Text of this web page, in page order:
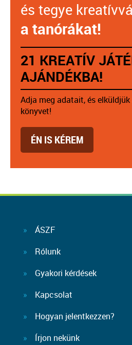
és tegye kreatívvá
a tanórákat!
21 KREATÍV
AJÁNDÉKBA!
Adja meg adatait, és elküldjük
könyvet!
ÉN IS KÉREM
ÁSZF
Rólunk
Gyakori kérdések
Kapcsolat
Hogyan jelentkezzen?
Írjon nekünk